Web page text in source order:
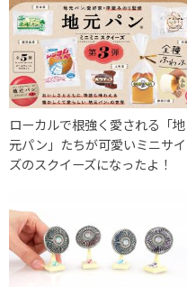
ローカルで根強く愛される「地
元パン」たちが可愛いミニサイ
ズのスクイーズになったよ！